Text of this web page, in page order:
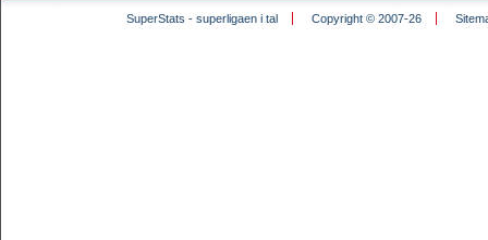
SuperStats - superligaen i tal Copyright © 2007-26